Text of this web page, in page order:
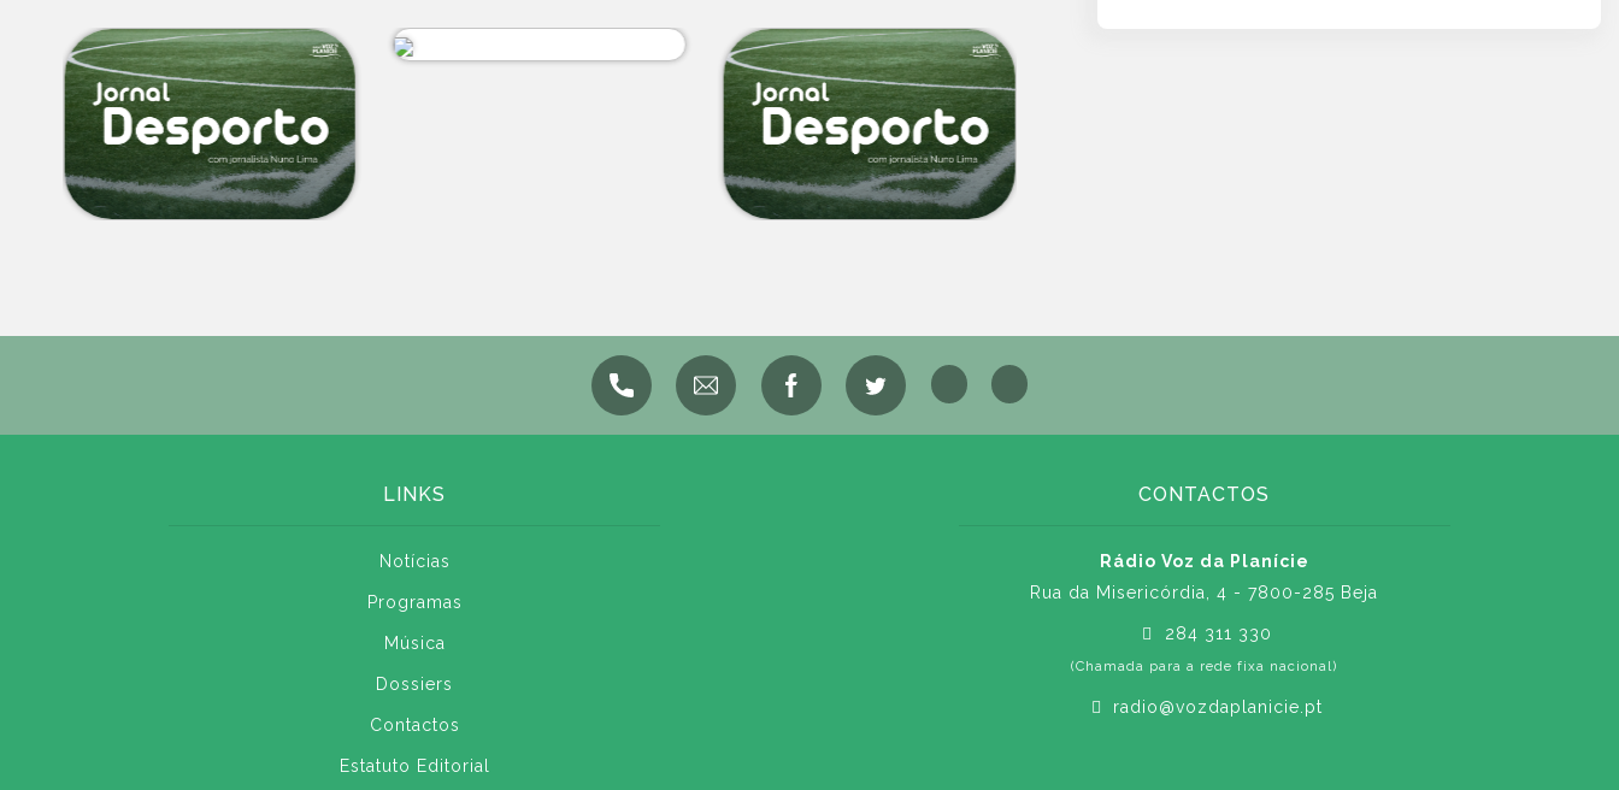
LINKS
Notícias
Programas
Música
Dossiers
Contactos
Estatuto Editorial
CONTACTOS
Rádio Voz da Planície
Rua da Misericórdia, 4 - 7800-285 Beja
284 311 330
(Chamada para a rede fixa nacional)
radio@vozdaplanicie.pt